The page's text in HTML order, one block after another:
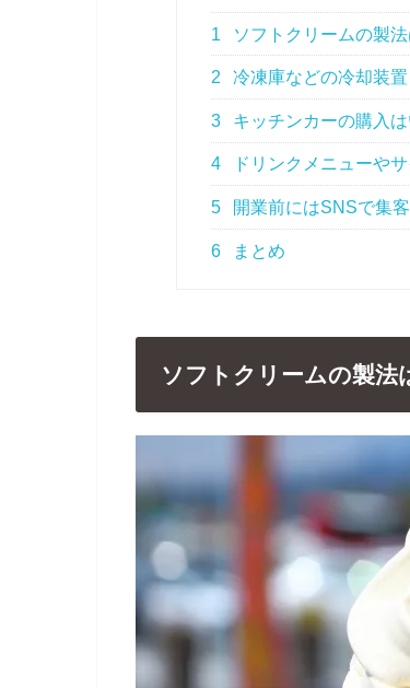
1 ソフトクリームの製
2 冷凍庫などの冷却装
3 キッチンカーの購入
4 ドリンクメニューや
5 開業前にはSNSで集
6 まとめ
ソフトクリームの製法